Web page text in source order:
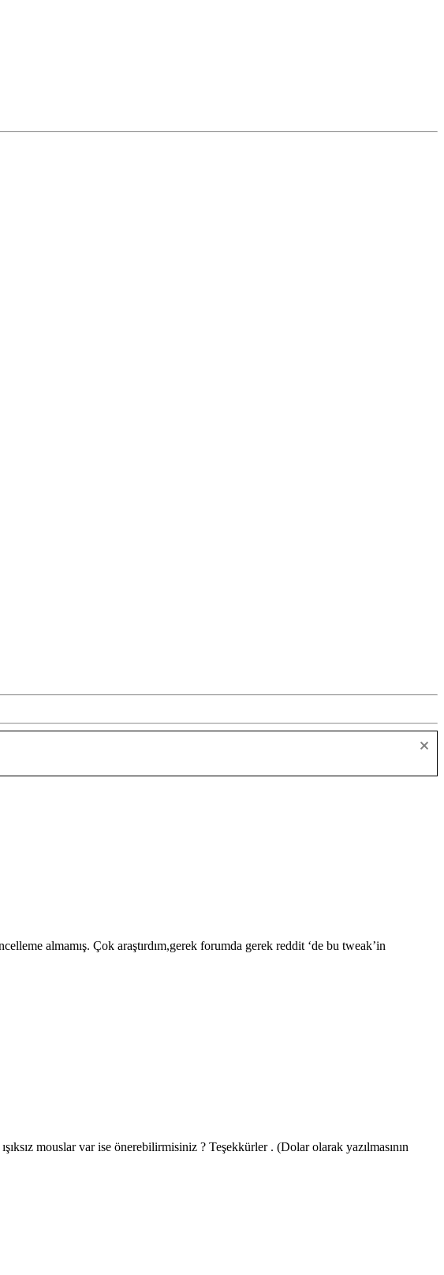
almamış. Çok araştırdım,gerek forumda gerek reddit ‘de bu tweak’in
mouslar var ise önerebilirmisiniz ? Teşekkürler . (Dolar olarak yazılmasının